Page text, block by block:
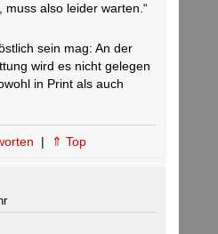
muss also leider warten.“
sein mag: An der
wird es nicht gelegen
in Print als auch
| ⇑ Top